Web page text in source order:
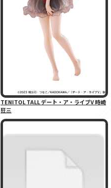
TENITOL TALL デート・ア・ライブV 時崎
狂三